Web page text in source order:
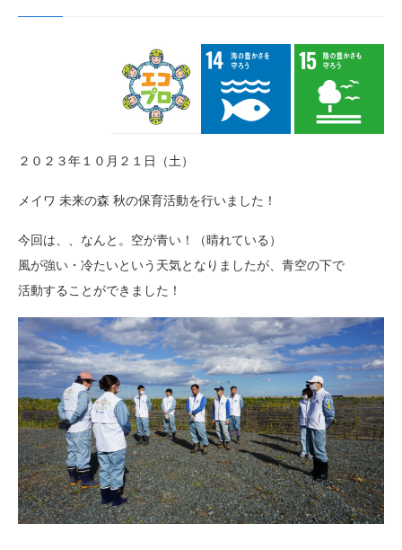
２０２３年１０月２１日（土）
メイワ 未来の森 秋の保育活動を行いました！
今回は、、なんと。空が青い！（晴れている）
風が強い・冷たいという天気となりましたが、青空の下で
活動することができました！